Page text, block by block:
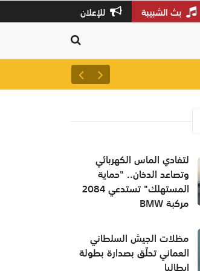
بث الشبيبة للإعلان
مظلات الجيش السلطاني
لتفادي الماس الكهربائي
وتصاعد الدخان.. "حماية
المستهلك" تستدعي 2084
مركبة BMW
مظلات الجيش السلطاني
العماني تحلّق بصدارة بطولة